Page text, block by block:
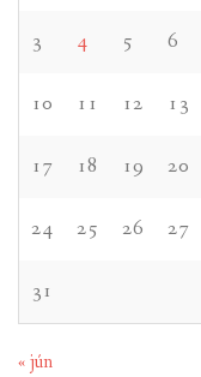
3 4 5 6
10 11 12 13
17 18 19 20
24 25 26 27
31
« jún